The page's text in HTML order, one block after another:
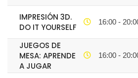
IMPRESIÓN 3D.
DO IT YOURSELF
16:00 -
JUEGOS DE
MESA: APRENDE
A JUGAR
16:00 -